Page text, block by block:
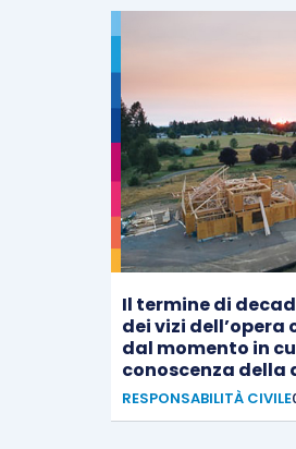
Il termine di
dei vizi
dal momento in
conoscenza
RESPONSABILITÀ CIVILE